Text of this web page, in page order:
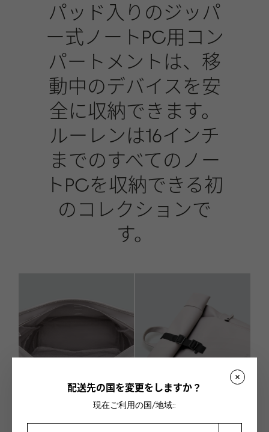
パッド入りのジッパ
ー式ノートPC用コン
パートメントは、移
動中のデバイスを安
全に収納できます。
ルーレンは16インチ
までのすべてのノー
トPCを収納できる初
のコレクションで
す。
配送先の国を変更をしますか？
現在ご利用の国/地域::